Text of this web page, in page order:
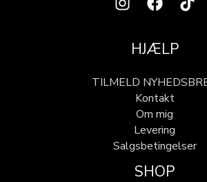
HJÆLP
TILMELD
Kontakt
Om mig
Levering
Salgsbetingelser
SHOP